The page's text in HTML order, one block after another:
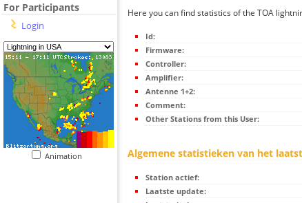
For Participants
Login
Animation
Here you can find statistics of the TOA
Id:
Firmware:
Controller:
Amplifier:
Antenne 1+2:
Comment:
Other Stations from this User:
Algemene statistieken van het
Station actief:
Laatste update: